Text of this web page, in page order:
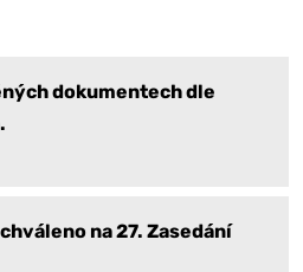
dokumentech dle
na 27. Zasedání